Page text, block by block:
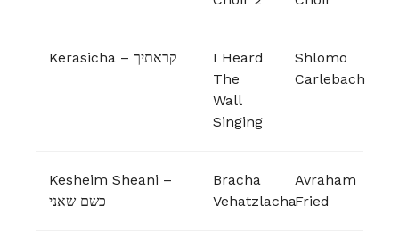
Kerasicha – קראתיך
I Heard
The
Wall
Singing
Shlomo
Carlebach
Kesheim Sheani –
כשם שאני
Bracha
Vehatzlacha
Avraham
Fried